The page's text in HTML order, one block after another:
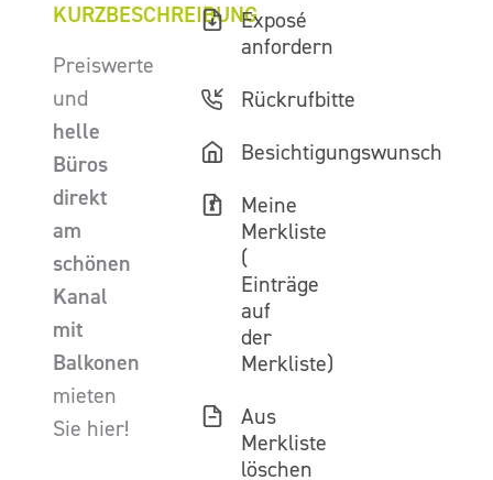
KURZBESCHREIBUNG
Preiswerte
und
helle
Büros
direkt
am
schönen
Kanal
mit
Balkonen
mieten
Sie hier!
Exposé
anfordern
Rückrufbitte
Besichtigungswunsch
Meine
Merkliste
(
Einträge
auf
der
Merkliste)
Aus
Merkliste
löschen